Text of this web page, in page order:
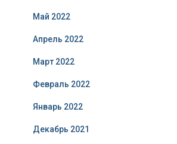
Май 2022
Апрель 2022
Март 2022
Февраль 2022
Январь 2022
Декабрь 2021